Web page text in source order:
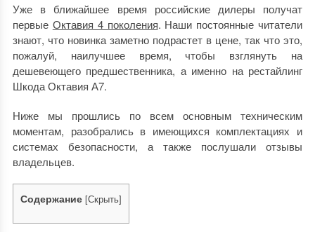
Уже в ближайшее время российские дилеры получат
первые Октавия 4 поколения. Наши постоянные читатели
знают, что новинка заметно подрастет в цене, так что это,
пожалуй, наилучшее время, чтобы взглянуть на
дешевеющего предшественника, а именно на рестайлинг
Шкода Октавия А7.
Ниже мы прошлись по всем основным техническим
моментам, разобрались в имеющихся комплектациях и
системах безопасности, а также послушали отзывы
владельцев.
Содержание [Скрыть]